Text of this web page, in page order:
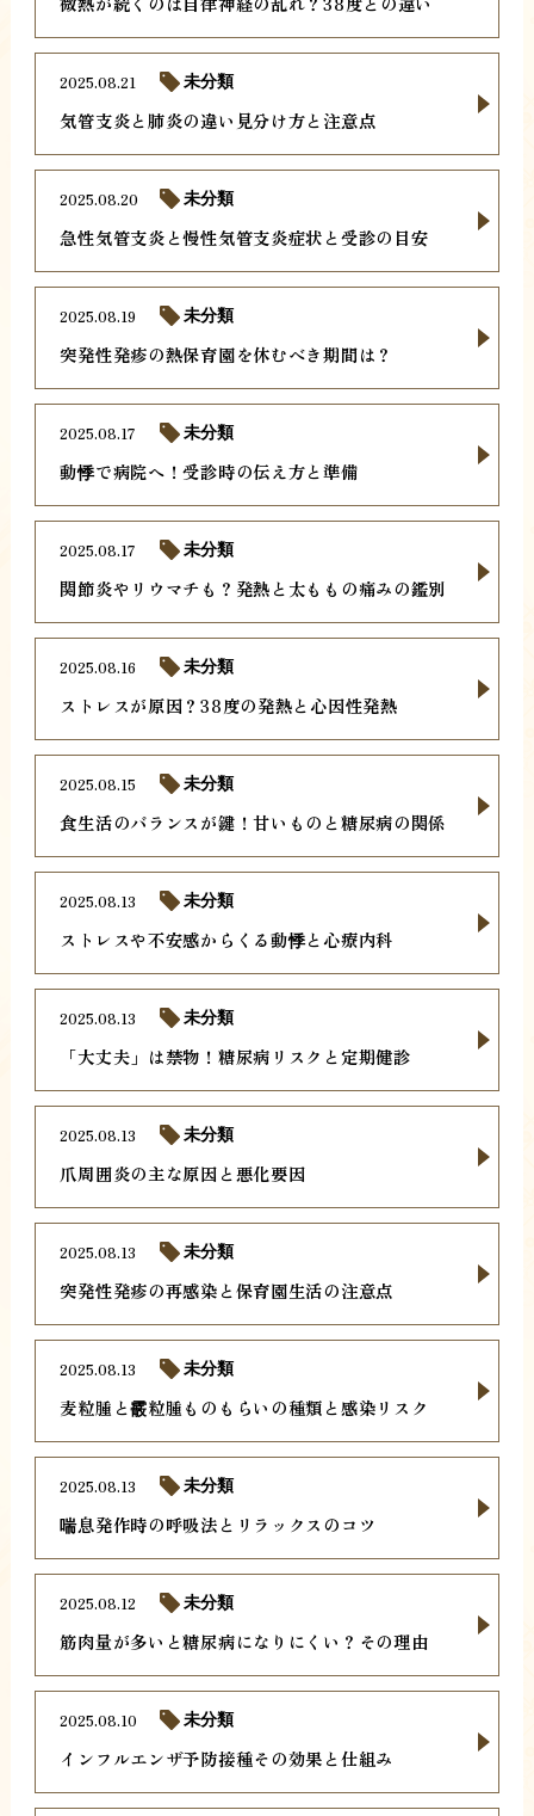
気管支炎と肺炎の違い見分け方と注意点
2025.08.21 未分類
急性気管支炎と慢性気管支炎症状と受診の目安
2025.08.20 未分類
突発性発疹の熱保育園を休むべき期間は？
2025.08.19 未分類
動悸で病院へ！受診時の伝え方と準備
2025.08.17 未分類
関節炎やリウマチも？発熱と太ももの痛みの鑑別
2025.08.17 未分類
ストレスが原因？38度の発熱と心因性発熱
2025.08.16 未分類
食生活のバランスが鍵！甘いものと糖尿病の関係
2025.08.15 未分類
ストレスや不安感からくる動悸と心療内科
2025.08.13 未分類
「大丈夫」は禁物！糖尿病リスクと定期健診
2025.08.13 未分類
爪周囲炎の主な原因と悪化要因
2025.08.13 未分類
突発性発疹の再感染と保育園生活の注意点
2025.08.13 未分類
麦粒腫と霰粒腫ものもらいの種類と感染リスク
2025.08.13 未分類
喘息発作時の呼吸法とリラックスのコツ
2025.08.13 未分類
筋肉量が多いと糖尿病になりにくい？その理由
2025.08.12 未分類
インフルエンザ予防接種その効果と仕組み
2025.08.10 未分類